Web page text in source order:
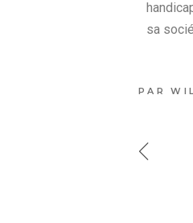
sa
PAR